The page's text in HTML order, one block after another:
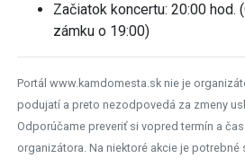
Začiatok koncertu: 20:00 hod.
zámku o 19:00)
Portál www.kamdomesta.sk nie je
podujatí a preto nezodpovedá za zmeny
Odporúčame preveriť si vopred termín a
organizátora. Na niektoré akcie je potrebné